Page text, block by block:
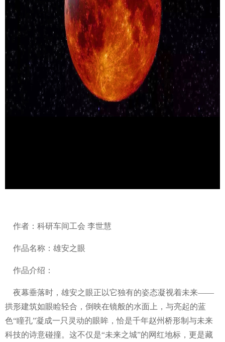
作者：科研车间工会 李世慧
作品名称：雄安之眼
作品介绍：
夜幕垂落时，雄安之眼正以它独有的姿态凝视着未来——
拱形建筑如眼睑轻合，倒映在镜般的水面上，与亮起的蓝
色“瞳孔”凝成一只灵动的眼眸，恰是千年赵州桥形制与未来
科技的诗意碰撞。这不仅是“未来之城”的网红地标，更是藏